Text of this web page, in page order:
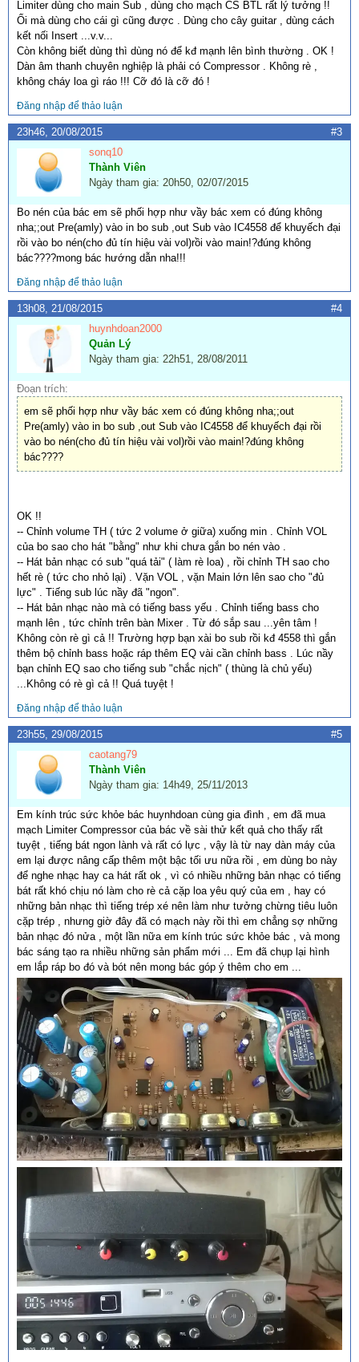
Limiter dùng cho main Sub , dùng cho mạch CS BTL rất lý tưởng !!
Ối mà dùng cho cái gì cũng được . Dùng cho cây guitar , dùng cách
kết nối Insert ...v.v...
Còn không biết dùng thì dùng nó để kđ mạnh lên bình thường . OK !
Dàn âm thanh chuyên nghiệp là phải có Compressor . Không rè ,
không cháy loa gì ráo !!! Cỡ đó là cỡ đó !
Đăng nhập để thảo luận
23h46, 20/08/2015
#3
sonq10
Thành Viên
Ngày tham gia: 20h50, 02/07/2015
Bo nén của bác em sẽ phối hợp như vầy bác xem có đúng không
nha;;out Pre(amly) vào in bo sub ,out Sub vào IC4558 để khuyếch đại
rồi vào bo nén(cho đủ tín hiệu vài vol)rồi vào main!?đúng không
bác????mong bác hướng dẫn nha!!!
Đăng nhập để thảo luận
13h08, 21/08/2015
#4
huynhdoan2000
Quản Lý
Ngày tham gia: 22h51, 28/08/2011
Đoạn trích:
em sẽ phối hợp như vầy bác xem có đúng không nha;;out
Pre(amly) vào in bo sub ,out Sub vào IC4558 để khuyếch đại rồi
vào bo nén(cho đủ tín hiệu vài vol)rồi vào main!?đúng không
bác????
OK !!
-- Chỉnh volume TH ( tức 2 volume ở giữa) xuống min . Chỉnh VOL
của bo sao cho hát "bằng" như khi chưa gắn bo nén vào .
-- Hát bản nhạc có sub "quá tải" ( làm rè loa) , rồi chỉnh TH sao cho
hết rè ( tức cho nhỏ lại) . Vặn VOL , vặn Main lớn lên sao cho "đủ
lực" . Tiếng sub lúc nầy đã "ngon".
-- Hát bản nhạc nào mà có tiếng bass yếu . Chỉnh tiếng bass cho
mạnh lên , tức chỉnh trên bàn Mixer . Từ đó sắp sau ...yên tâm !
Không còn rè gì cả !! Trường hợp bạn xài bo sub rồi kđ 4558 thì gắn
thêm bộ chỉnh bass hoặc ráp thêm EQ vài cần chỉnh bass . Lúc nầy
bạn chỉnh EQ sao cho tiếng sub "chắc nịch" ( thùng là chủ yếu)
...Không có rè gì cả !! Quá tuyệt !
Đăng nhập để thảo luận
23h55, 29/08/2015
#5
caotang79
Thành Viên
Ngày tham gia: 14h49, 25/11/2013
Em kính trúc sức khỏe bác huynhdoan cùng gia đình , em đã mua
mạch Limiter Compressor của bác về sài thử kết quả cho thấy rất
tuyệt , tiếng bát ngon lành và rất có lực , vậy là từ nay dàn máy của
em lại được nâng cấp thêm một bậc tối ưu nữa rồi , em dùng bo này
để nghe nhạc hay ca hát rất ok , vì có nhiều những bản nhạc có tiếng
bát rất khó chịu nó làm cho rè cả cặp loa yêu quý của em , hay có
những bản nhạc thì tiếng trép xé nên làm như tưởng chừng tiêu luôn
cặp trép , nhưng giờ đây đã có mạch này rồi thì em chẳng sợ những
bản nhạc đó nửa , một lần nữa em kính trúc sức khỏe bác , và mong
bác sáng tạo ra nhiều những sản phẩm mới ... Em đã chụp lại hình
em lắp ráp bo đó và bót nên mong bác góp ý thêm cho em ...